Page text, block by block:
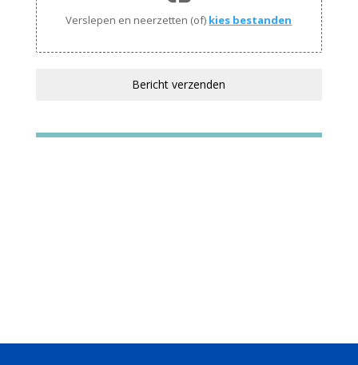
Verslepen en neerzetten (of) kies bestanden
Bericht verzenden